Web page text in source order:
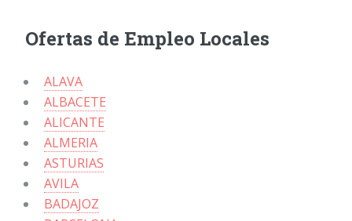
Ofertas de Empleo Locales
ALAVA
ALBACETE
ALICANTE
ALMERIA
ASTURIAS
AVILA
BADAJOZ